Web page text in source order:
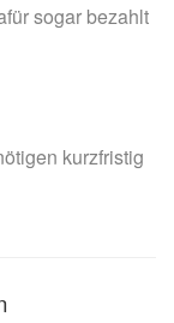
sogar bezahlt
kurzfristig